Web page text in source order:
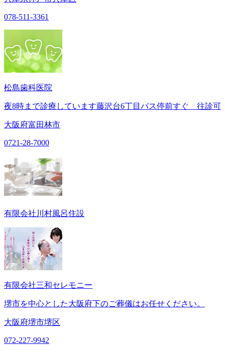
078-511-3361
松島歯科医院
夜8時まで診療しています藤沢台6丁目バス停前すぐ 往診可
大阪府富田林市
0721-28-7000
有限会社川村風呂住設
有限会社三和セレモニー
堺市を中心とした大阪府下のご葬儀はお任せください。
大阪府堺市堺区
072-227-9942